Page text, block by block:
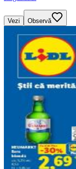
Vezi Observă